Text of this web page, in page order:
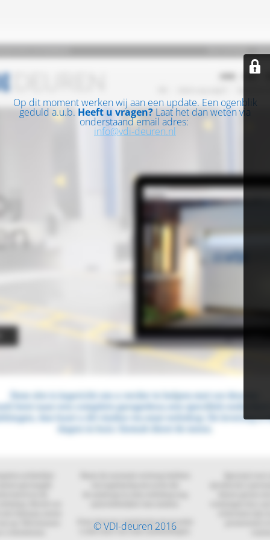
Op dit moment werken wij aan een update. Een ogenblik
geduld a.u.b. Heeft u vragen? Laat het dan weten via
onderstaand email adres:
info@vdi-deuren.nl
© VDI-deuren 2016